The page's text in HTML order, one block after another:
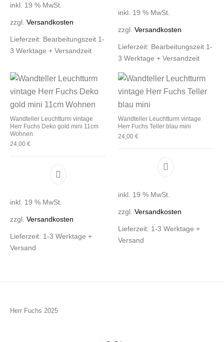
inkl. 19 % MwSt.
zzgl.Versandkosten
Lieferzeit: Bearbeitungszeit 1-
3 Werktage + Versandzeit
inkl. 19 % MwSt.
zzgl. Versandkosten
Lieferzeit: Bearbeitungszeit 1-
3 Werktage + Versandzeit
Wandteller Leuchtturm vintage
Herr Fuchs Deko gold mini 11cm
Wohnen
24,00€
inkl. 19 % MwSt.
zzgl.Versandkosten
Lieferzeit: 1-3 Werktage +
Versand
Wandteller Leuchtturm vintage
Herr Fuchs Teller blau mini
24,00 €
inkl. 19 % MwSt.
zzgl. Versandkosten
Lieferzeit: 1-3 Werktage +
Versand
Herr Fuchs 2025